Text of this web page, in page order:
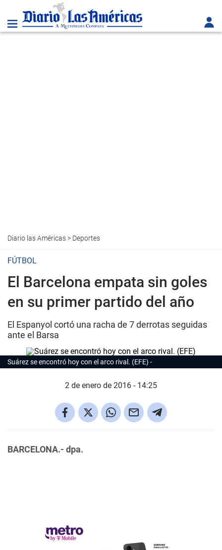
Diario las Américas> Deportes
FÚTBOL
El Barcelona empata sin goles
en su primer partido del año
El Espanyol cortó una racha de 7 derrotas seguidas
ante el Barsa
Suárez se encontró hoy con el arco rival. (EFE)
2 de enero de 2016 - 14:25
BARCELONA.- dpa.